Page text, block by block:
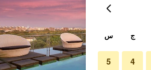
ج س
4
5